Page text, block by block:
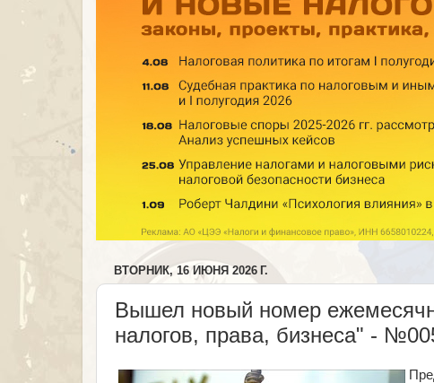
ВТОРНИК, 16 ИЮНЯ 2026 Г.
Вышел новый номер
налогов, права, бизнеса" -